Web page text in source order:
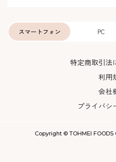
PC
スマートフォン
特定商取引法
利用
会社
プライバシ
Copyright © TOHMEI FOODS